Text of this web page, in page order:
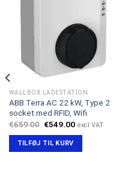
WALLBOX LADESTATION
ABB Terra AC 22 kW, Type 2
socket med RFID, Wifi
€659.00 Den
pris
var:
€659.00.
€549.00Den
€549.00.
excl VAT
TILFØJ TIL KURV